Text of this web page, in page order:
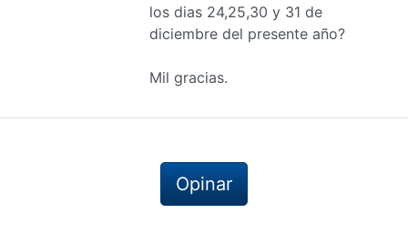
los dias 24,25,30 y 31 de
diciembre del presente año?
Mil gracias.
Opinar